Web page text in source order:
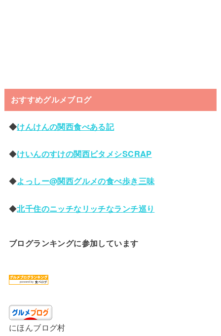
おすすめグルメブログ
◆けんけんの関西食べある記
◆けいんのすけの関西ビタメシSCRAP
◆よっしー@関西グルメの食べ歩き三味
◆北千住のニッチなリッチなランチ巡り
ブログランキングに参加しています
にほんブログ村